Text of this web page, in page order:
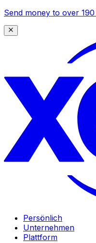
Send money to over
Persönlich
Unternehmen
Plattform